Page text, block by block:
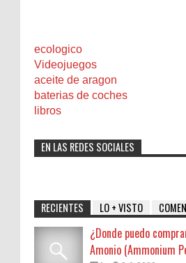
ecologico
Videojuegos
aceite de aragon
baterias de coches
libros
EN LAS REDES SOCIALES
RECIENTES LO + VISTO
¿Donde puedo
Amonio (Ammonium